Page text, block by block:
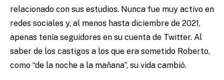
relacionado con sus estudios. Nunca fue muy activo en
redes sociales y, al menos hasta diciembre de 2021,
apenas tenía seguidores en su cuenta de Twitter. Al
saber de los castigos a los que era sometido Roberto,
como “de la noche a la mañana”, su vida cambió.